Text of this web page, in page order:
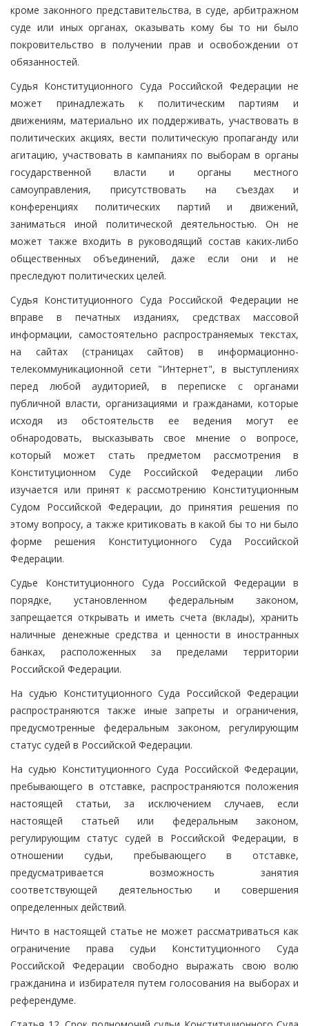
кроме законного представительства, в суде, арбитражном
суде или иных органах, оказывать кому бы то ни было
покровительство в получении прав и освобождении от
обязанностей.
Судья Конституционного Суда Российской Федерации не
может принадлежать к политическим партиям и
движениям, материально их поддерживать, участвовать в
политических акциях, вести политическую пропаганду или
агитацию, участвовать в кампаниях по выборам в органы
государственной власти и органы местного
самоуправления, присутствовать на съездах и
конференциях политических партий и движений,
заниматься иной политической деятельностью. Он не
может также входить в руководящий состав каких-либо
общественных объединений, даже если они и не
преследуют политических целей.
Судья Конституционного Суда Российской Федерации не
вправе в печатных изданиях, средствах массовой
информации, самостоятельно распространяемых текстах,
на сайтах (страницах сайтов) в информационно-
телекоммуникационной сети "Интернет", в выступлениях
перед любой аудиторией, в переписке с органами
публичной власти, организациями и гражданами, которые
исходя из обстоятельств ее ведения могут ее
обнародовать, высказывать свое мнение о вопросе,
который может стать предметом рассмотрения в
Конституционном Суде Российской Федерации либо
изучается или принят к рассмотрению Конституционным
Судом Российской Федерации, до принятия решения по
этому вопросу, а также критиковать в какой бы то ни было
форме решения Конституционного Суда Российской
Федерации.
Судье Конституционного Суда Российской Федерации в
порядке, установленном федеральным законом,
запрещается открывать и иметь счета (вклады), хранить
наличные денежные средства и ценности в иностранных
банках, расположенных за пределами территории
Российской Федерации.
На судью Конституционного Суда Российской Федерации
распространяются также иные запреты и ограничения,
предусмотренные федеральным законом, регулирующим
статус судей в Российской Федерации.
На судью Конституционного Суда Российской Федерации,
пребывающего в отставке, распространяются положения
настоящей статьи, за исключением случаев, если
настоящей статьей или федеральным законом,
регулирующим статус судей в Российской Федерации, в
отношении судьи, пребывающего в отставке,
предусматривается возможность занятия
соответствующей деятельностью и совершения
определенных действий.
Ничто в настоящей статье не может рассматриваться как
ограничение права судьи Конституционного Суда
Российской Федерации свободно выражать свою волю
гражданина и избирателя путем голосования на выборах и
референдуме.